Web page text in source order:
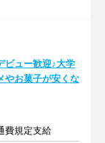
ビュー歓迎♪大学
やお菓子が安くな
費規定支給